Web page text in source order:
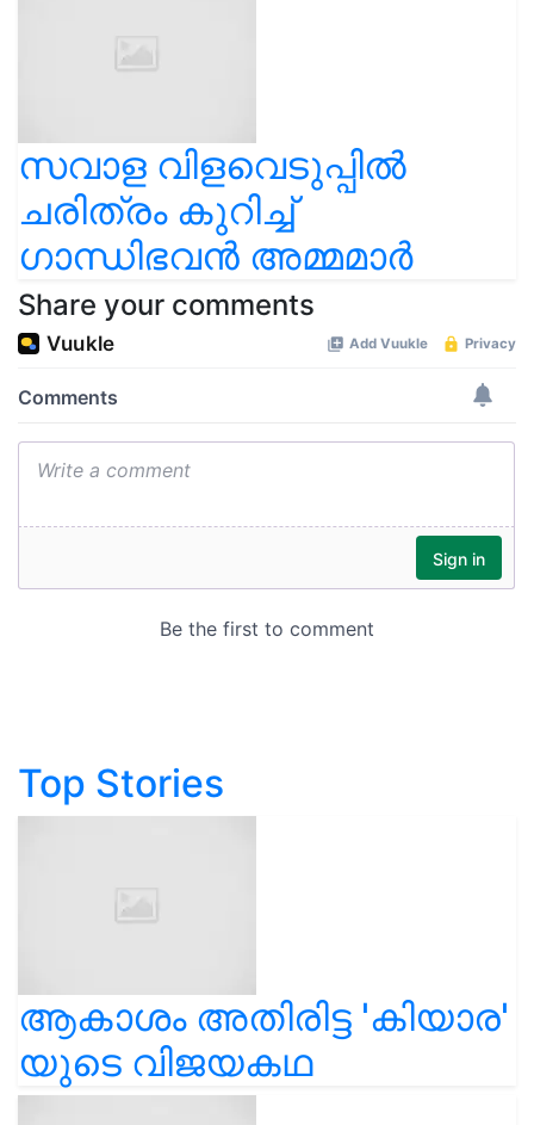
സവാള വിളവെടുപ്പിൽ
ചരിത്രം കുറിച്ച്
ഗാന്ധിഭവൻ അമ്മമാർ
Share your comments
Top Stories
ആകാശം അതിരിട്ട 'കിയാര'
യുടെ വിജയകഥ